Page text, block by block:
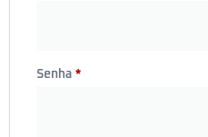
Senha *